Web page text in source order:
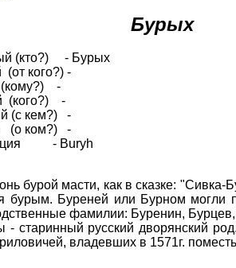
Бурых
(кто?) - Бурых
кого?) -
-
(кого?) -
(с кем?) -
(о ком?) -
- Buryh
бурой масти, как в сказке: "Сивка-
бурым. Буреней или Бурном могли
фамилии: Буренин,
русский дворянский
владевших в 1571г.